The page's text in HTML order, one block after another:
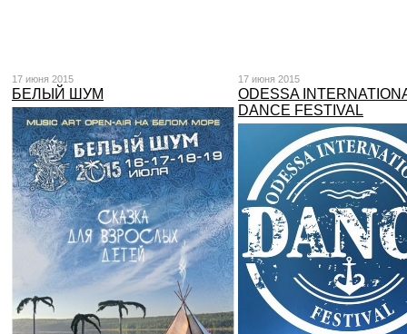
17 июня 2015
БЕЛЫЙ ШУМ
17 июня 2015
ODESSA
DANCE FESTIVAL